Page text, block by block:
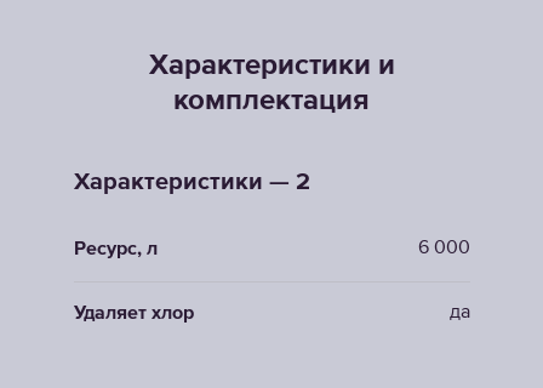
Характеристики и
комплектация
Характеристики — 2
Ресурс, л 6 000
Удаляет хлор да